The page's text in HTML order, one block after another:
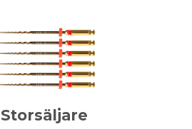
Storsäljare